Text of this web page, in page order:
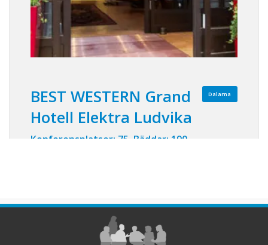
Dalarna
BEST WESTERN Grand
Hotell Elektra Ludvika
Konferensplatser: 75 Bäddar: 190
Grand Hotel Elektra finns mitt i stan med
gångavstånd till affärer, varuhus, tåg och
bussar. Lobbybar , restaurang,